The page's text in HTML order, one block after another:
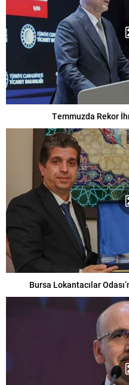
Temmuzda Rekor
Bursa Lokantacılar